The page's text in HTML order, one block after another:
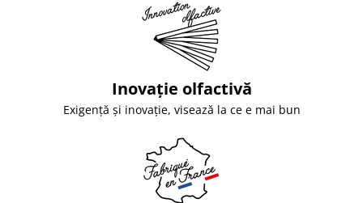
Inovație olfactivă
Exigență și inovație, visează la ce e mai bun